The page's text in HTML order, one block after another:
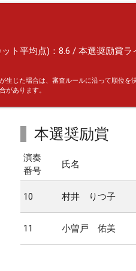
ト平均点)：8.6 / 本選奨励賞ラ
じた場合は、審査ルールに沿って順位を決
があります。
本選奨励賞
演奏
番号
氏名
10 村井 りつ子
11 小曽戸 佑美